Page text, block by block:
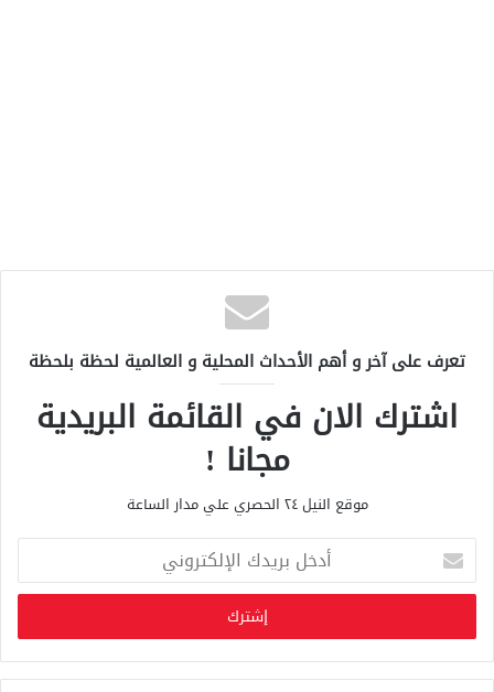
تعرف على آخر و أهم الأحداث المحلية و العالمية لحظة بلحظة
اشترك الان في القائمة البريدية
مجانا !
موقع النيل ٢٤ الحصري علي مدار الساعة
خ
ب
ر